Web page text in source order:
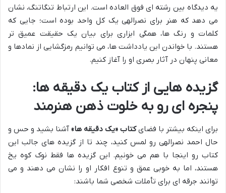
یه دیدگاه بین رشته ای فوق العاده است. این ارتباط تنگاتنگ، نشان
می دهد که هنر برای نصرالهی یک کل واحد بوده است؛ جایی که
کلمات و رنگ ها، همگی ابزاری برای بیان یک حقیقت عمیق تر
هستند. با خواندن این یادداشت ها، می توانیم رمزگشایی از نمادها و
معانی پنهان در آثار بصری او را آغاز کنیم.
گزیده هایی از کتاب یک دقیقه ها:
پنجره ای رو به خلوت ذهن هنرمند
برای اینکه بیشتر با فضایکتاب «یک دقیقه ها» آشنا بشید و حس و
حال احمد نصرالهی رو لمس کنید، چند تا از گزیده های جالب این
کتاب رو اینجا با هم می خونیم. این گزیده ها فقط نوک کوه یخ
هستند، اما به خوبی عمق و تنوع افکار او را نشان می دهند و می
توانند جرقه ای برای تأملات شخصی شما باشند: